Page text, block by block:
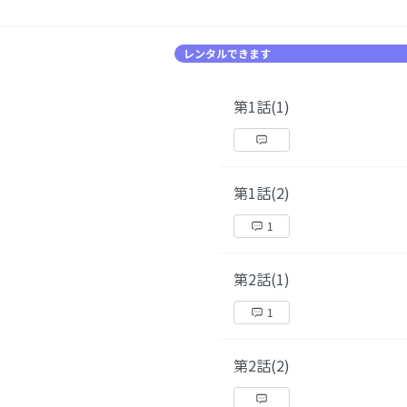
レンタルできます
第1話(1)
第1話(2)
1
第2話(1)
1
第2話(2)